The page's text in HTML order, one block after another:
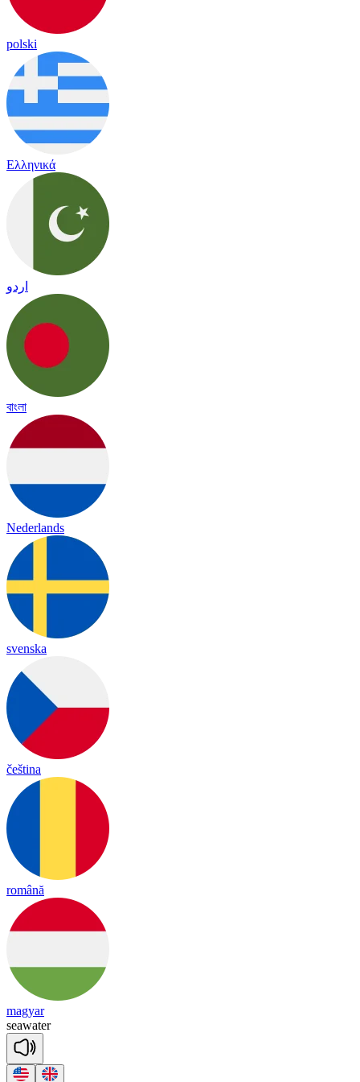
polski
Ελληνικά
اردو
বাংলা
Nederlands
svenska
čeština
română
magyar
seawater